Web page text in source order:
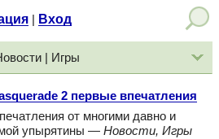
Вход
| Игры
2 первые впечатления
от многими давно и
упырятины — Новости, Игры